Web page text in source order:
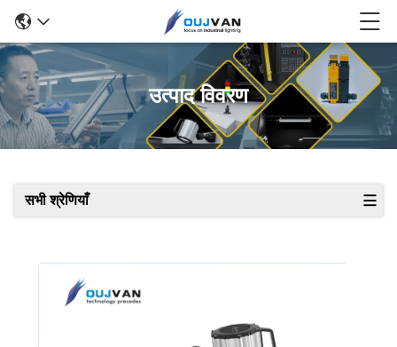
उत्पाद विवरण
सभी श्रेणियाँ